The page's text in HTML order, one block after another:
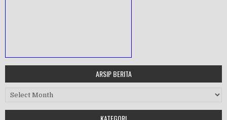
Workshop Perangkat 2019
ARSIP BERITA
Arsip Berita